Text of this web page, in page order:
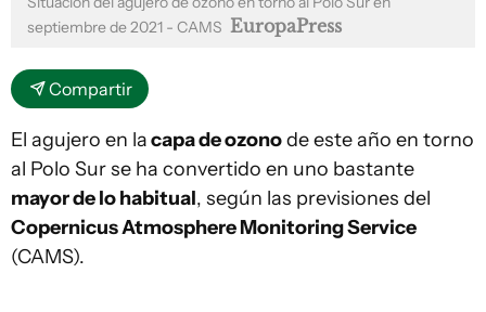
septiembre de 2021 - CAMS EuropaPress
Compartir
El agujero en lacapa de ozonode este año en torno
al Polo Sur se ha convertido en uno bastante
mayor de lo habitual, según las previsiones del
Copernicus Atmosphere Monitoring Service
(CAMS).